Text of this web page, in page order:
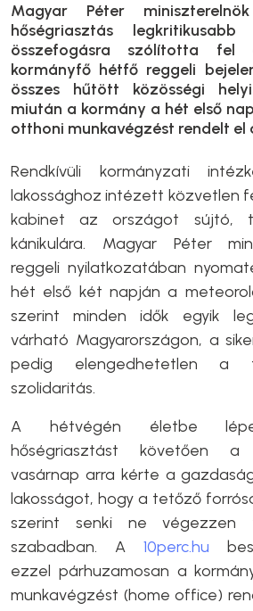
Magyar Péter
hőségriasztás
összefogásra szólította
kormányfő hétfő reggeli
összes hűtött közösségi
miután a kormány a hét első
otthoni munkavégzést rendelt el
Rendkívüli kormányzati
lakossághoz intézett közvetlen
kabinet az országot sújtó,
kánikulára. Magyar Péter
reggeli nyilatkozatában
hét első két napján a
szerint minden idők egyik
várható Magyarországon, a
pedig elengedhetetlen a
szolidaritás.
A hétvégén életbe
hőségriasztást követően
vasárnap arra kérte a
lakosságot, hogy a tetőző
szerint senki ne végezzen
szabadban. A 10perc.hu
ezzel párhuzamosan a
munkavégzést (home office)